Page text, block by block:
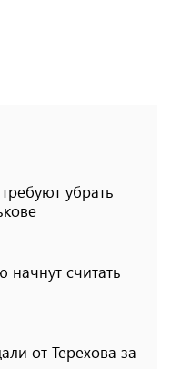
убрать
считать
от Терехова за